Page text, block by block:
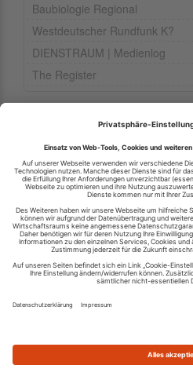
Baubiologie Regional
Westdeutscher Rundfunk K?
DIENSTRAUM | Medienlog
The Register
Ihren RSS-Feed
RSS-Verzeichnis.de © 2003-2026
Impressum
Kontakt
Datenschutzinformation
Cookie-Einstellungen